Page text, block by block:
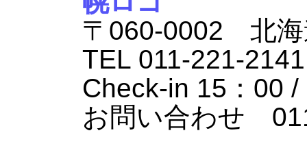
〒060-0002 北海
TEL 011-221-
Check-in 15：00
お問い合わせ